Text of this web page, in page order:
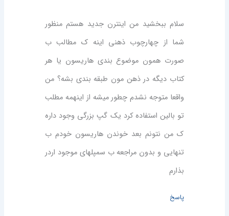
سلام ببخشید من اینترن جدید هستم منظور
شما از چهارچوب ذهنی اینه ک مطالب ب
صورت همون موضوع بندی هاریسون یا هر
کتاب دیگه در ذهن مون طبقه بندی بشه؟ من
واقعا متوجه نشدم چطور میشه از اینهمه مطلب
تو بالین استفاده کرد یک گپ بزرگی وجود داره
ک من نتونم بعد خوندن هاریسون خودم ب
تنهایی و بدون مراجعه ب سمپلهای موجود اردر
بذارم
پاسخ